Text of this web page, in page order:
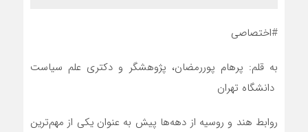
#اختصاصی
به قلم: پرهام پوررمضان، پژوهشگر و دکتری علم سیاست
دانشگاه تهران
روابط هند و روسیه از دهه‌ها پیش به عنوان یکی از مهم‌ترین